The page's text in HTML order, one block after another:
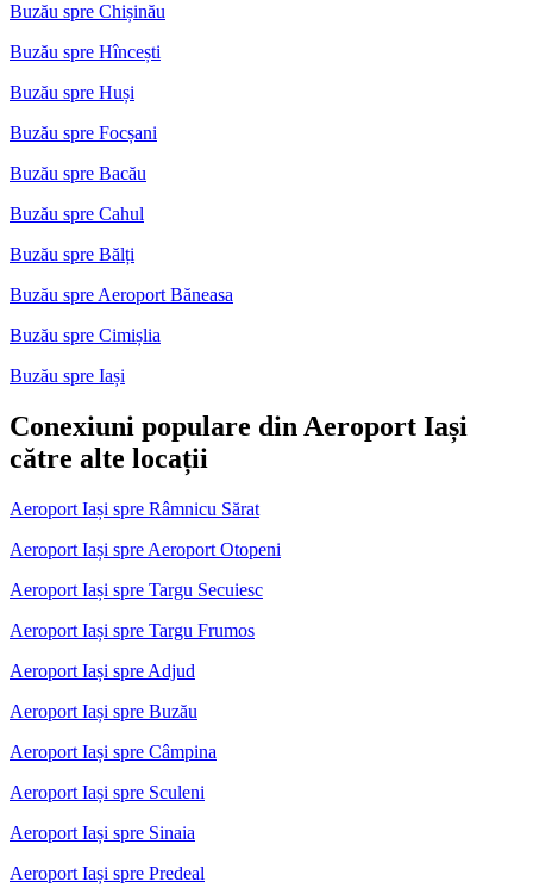
Buzău spre Chișinău
Buzău spre Hîncești
Buzău spre Huși
Buzău spre Focșani
Buzău spre Bacău
Buzău spre Cahul
Buzău spre Bălți
Buzău spre Aeroport Băneasa
Buzău spre Cimișlia
Buzău spre Iași
Conexiuni populare din Aeroport Iași
către alte locații
Aeroport Iași spre Râmnicu Sărat
Aeroport Iași spre Aeroport Otopeni
Aeroport Iași spre Targu Secuiesc
Aeroport Iași spre Targu Frumos
Aeroport Iași spre Adjud
Aeroport Iași spre Buzău
Aeroport Iași spre Câmpina
Aeroport Iași spre Sculeni
Aeroport Iași spre Sinaia
Aeroport Iași spre Predeal